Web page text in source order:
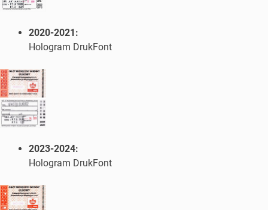
2020-2021:
Hologram DrukFont
2023-2024:
Hologram DrukFont